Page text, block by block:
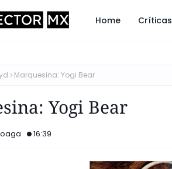
Home Críticas
Marquesina: Yogi Bear
Yogi Bear
16:39